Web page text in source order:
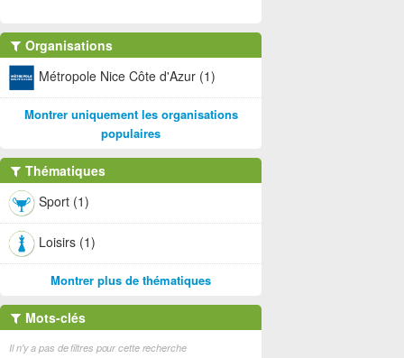
Organisations
Métropole Nice Côte d'Azur (1)
Montrer uniquement les organisations
populaires
Thématiques
Sport (1)
Loisirs (1)
Montrer plus de thématiques
Mots-clés
Il n'y a pas de filtres pour cette recherche